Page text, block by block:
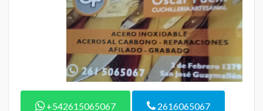
+542615065067 2616065067